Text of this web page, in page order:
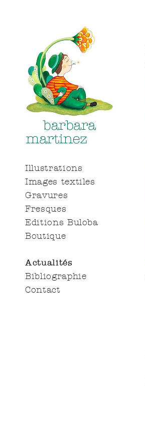
Illustrations
Images textiles
Gravures
Fresques
Editions Buloba
Boutique
Actualités
Bibliographie
Contact